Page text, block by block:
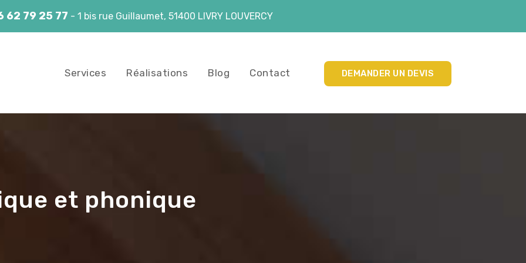
62 79 25 77 - 1 bis rue Guillaumet, 51400 LIVRY LOUVERCY
Services Réalisations Blog Contact DEMANDER UN DEVIS
et phonique